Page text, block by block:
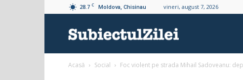
28.7 C Moldova, Chisinau vineri, august 7, 2026
Acasă Social Foc violent pe strada Mihail Sadoveanu: